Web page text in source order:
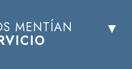
MENTÍAN